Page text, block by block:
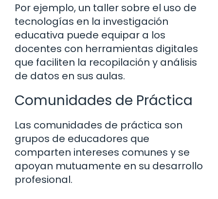
Por ejemplo, un taller sobre el uso de
tecnologías en la investigación
educativa puede equipar a los
docentes con herramientas digitales
que faciliten la recopilación y análisis
de datos en sus aulas.
Comunidades de Práctica
Las comunidades de práctica son
grupos de educadores que
comparten intereses comunes y se
apoyan mutuamente en su desarrollo
profesional.